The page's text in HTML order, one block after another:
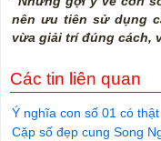
nên ưu tiên sử dụng
vừa giải trí đúng cách,
Các tin liên quan
Ý nghĩa con số 01 có
Cặp số đẹp cung Song